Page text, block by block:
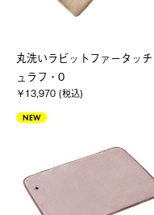
丸洗いラビットファータッ
ュラフ・0
￥13,970 (税込)
NEW